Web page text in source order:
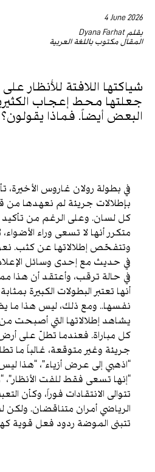
4 June 2026
بقلم Dyana Farhat
المقال مكتوب باللغة العربية
شياكتها اللافتة للأنظار
جعلتها محط إعجاب
البعض أيضاً. فماذا يقولون؟
في بطولة رولان غاروس الأخيرة،
بإطلالات جريئة لم نعهدها
كل لسان. وعلى الرغم من
متكرر أنها لا تسعى وراء الأضواء،
وتتفحّص إطلالاتها عن كثب.
في حديث مع إحدى وسائل
في حالة ترقب، وأعتقد أن هذا
أنها تعتبر البطولات الكبيرة
نفسها.. ومع ذلك، ليس هذا ما
يشاهد إطلالاتها التي أصبحت
كل مباراة. فعندما تطلّ على
جريئة وغير متوقعة، غالباً ما
“اذهبي إلى عرض أزياء”، “هذا
“إنها تسعى فقط للفت الأنظار”،
تتوالى الانتقادات فوراً، وكأن
الرياضي أمران متناقضان. ولكن
تتبنى الموضة ردود فعل قوية